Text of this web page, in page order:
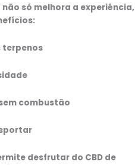
só melhora a experiência,
terpenos
combustão
desfrutar do CBD de